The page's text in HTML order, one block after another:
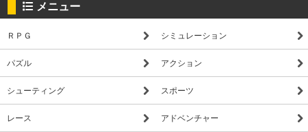
交配をすると新種のぶたを手に入れることができるぞ！
▼外敵が侵入？
外敵が牧場に侵入してぶたを襲ってしまう！
ばんけんに骨を買って守ってもらうか、外敵をタップして追い
払おう！
メニュー
ＲＰＧ シミュレーション
パズル アクション
シューティング スポーツ
レース アドベンチャー